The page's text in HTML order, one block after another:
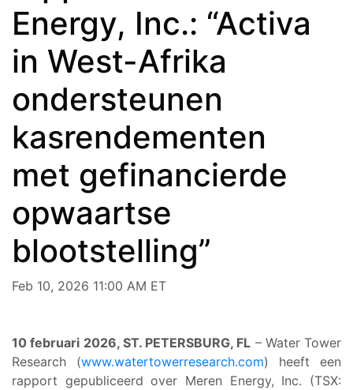
Energy, Inc.: “Activa
in West-Afrika
ondersteunen
kasrendementen
met gefinancierde
opwaartse
blootstelling”
Feb 10, 2026 11:00 AM ET
10 februari 2026, ST. PETERSBURG, FL – Water Tower
Research (www.watertowerresearch.com) heeft een
rapport gepubliceerd over Meren Energy, Inc. (TSX: